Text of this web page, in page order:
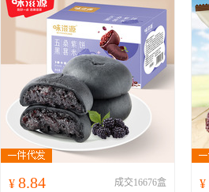
¥ 8.84
成交16676盒
¥